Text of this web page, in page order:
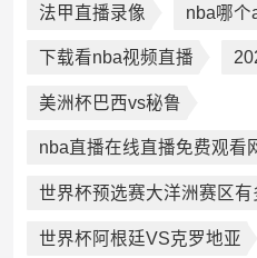
法甲直播录像 nba哪个
下载看nba视频直播
美洲杯巴西vs秘鲁
nba直播在线直播免费观看
世界杯预选赛大洋洲赛区有
世界杯阿根廷VS克罗地亚